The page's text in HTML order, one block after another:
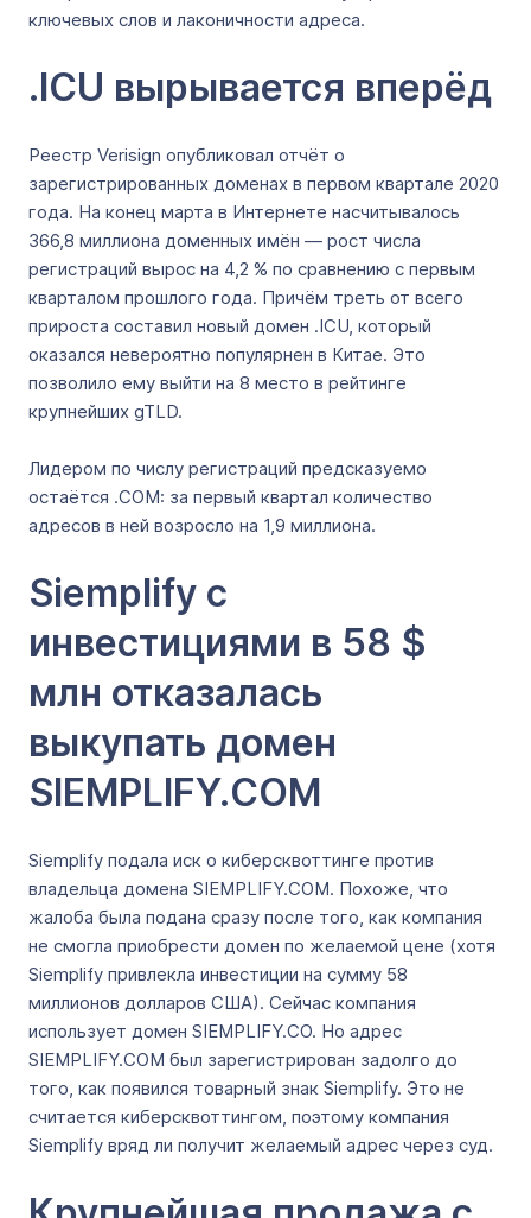
ключевых слов и лаконичности адреса.
.ICU вырывается вперёд
Реестр Verisign опубликовал отчёт о
зарегистрированных доменах в первом квартале 2020
года. На конец марта в Интернете насчитывалось
366,8 миллиона доменных имён — рост числа
регистраций вырос на 4,2 % по сравнению с первым
кварталом прошлого года. Причём треть от всего
прироста составил новый домен .ICU, который
оказался невероятно популярнен в Китае. Это
позволило ему выйти на 8 место в рейтинге
крупнейших gTLD.
Лидером по числу регистраций предсказуемо
остаётся .COM: за первый квартал количество
адресов в ней возросло на 1,9 миллиона.
Siemplify с
инвестициями в 58 $
млн отказалась
выкупать домен
SIEMPLIFY.COM
Siemplify подала иск о киберсквоттинге против
владельца домена SIEMPLIFY.COM. Похоже, что
жалоба была подана сразу после того, как компания
не смогла приобрести домен по желаемой цене (хотя
Siemplify привлекла инвестиции на сумму 58
миллионов долларов США). Сейчас компания
использует домен SIEMPLIFY.CO. Но адрес
SIEMPLIFY.COM был зарегистрирован задолго до
того, как появился товарный знак Siemplify. Это не
считается киберсквоттингом, поэтому компания
Siemplify вряд ли получит желаемый адрес через суд.